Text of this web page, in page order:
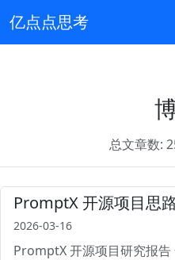
亿点点思考
总文章数:
PromptX 开源项目思
2026-03-16
PromptX 开源项目研究报